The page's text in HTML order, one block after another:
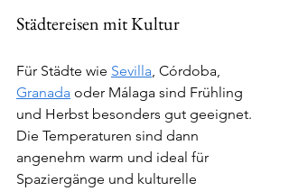
Städtereisen mit Kultur
Für Städte wie Sevilla, Córdoba,
Granada oder Málaga sind Frühling
und Herbst besonders gut geeignet.
Die Temperaturen sind dann
angenehm warm und ideal für
Spaziergänge und kulturelle